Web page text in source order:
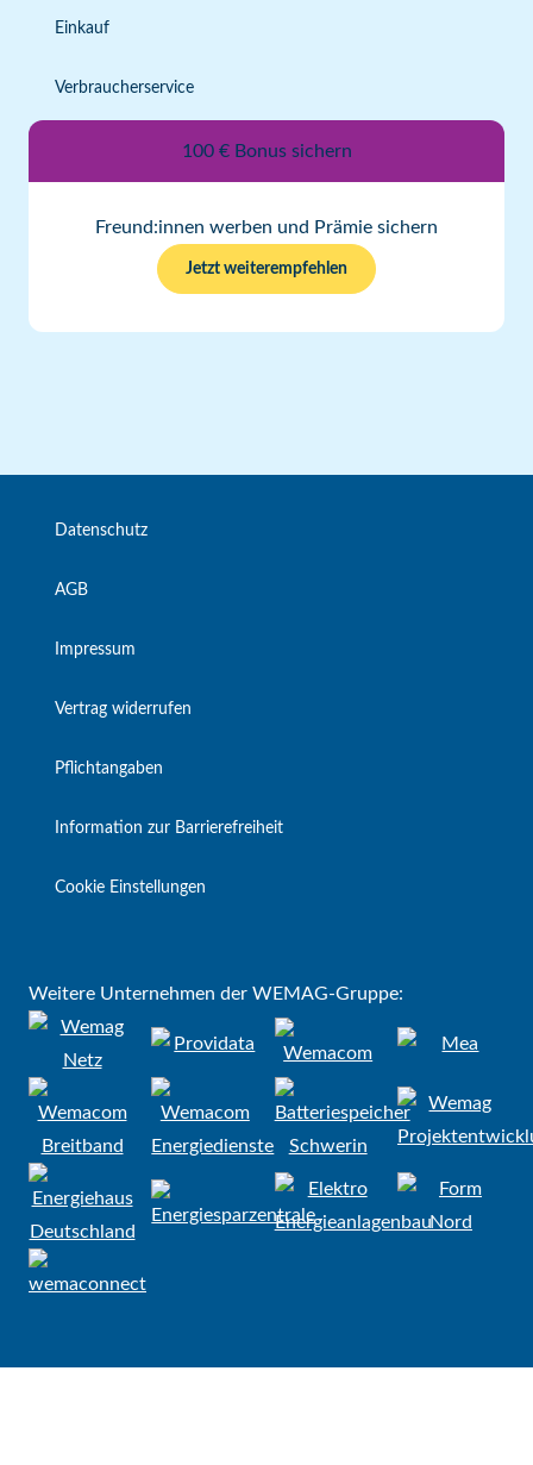
Einkauf
Verbraucherservice
100 € Bonus sichern
Freund:innen werben und Prämie sichern
Jetzt weiterempfehlen
Datenschutz
AGB
Impressum
Vertrag widerrufen
Pflichtangaben
Information zur Barrierefreiheit
Cookie Einstellungen
Weitere Unternehmen der WEMAG-Gruppe: